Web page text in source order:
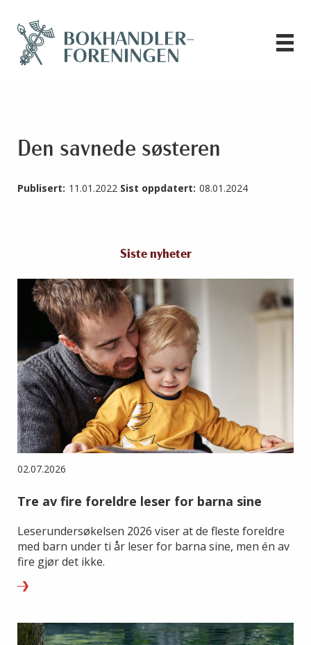
Den savnede søsteren
Publisert: 11.01.2022 Sist oppdatert: 08.01.2024
Siste nyheter
02.07.2026
Tre av fire foreldre leser for barna sine
Leserundersøkelsen 2026 viser at de fleste foreldre
med barn under ti år leser for barna sine, men én av
fire gjør det ikke.